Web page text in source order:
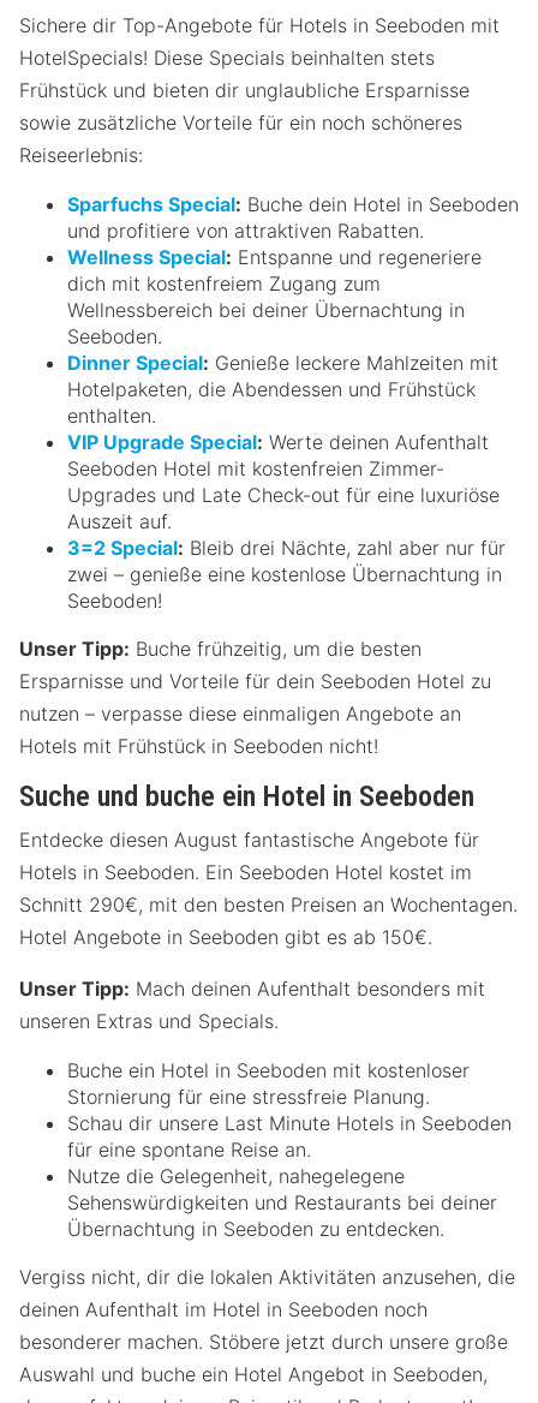
Sichere dir Top-Angebote für Hotels in Seeboden mit
HotelSpecials! Diese Specials beinhalten stets
Frühstück und bieten dir unglaubliche Ersparnisse
sowie zusätzliche Vorteile für ein noch schöneres
Reiseerlebnis:
Sparfuchs Special: Buche dein Hotel in Seeboden
und profitiere von attraktiven Rabatten.
Wellness Special: Entspanne und regeneriere
dich mit kostenfreiem Zugang zum
Wellnessbereich bei deiner Übernachtung in
Seeboden.
Dinner Special: Genieße leckere Mahlzeiten mit
Hotelpaketen, die Abendessen und Frühstück
enthalten.
VIP Upgrade Special: Werte deinen Aufenthalt
Seeboden Hotel mit kostenfreien Zimmer-
Upgrades und Late Check-out für eine luxuriöse
Auszeit auf.
3=2 Special: Bleib drei Nächte, zahl aber nur für
zwei – genieße eine kostenlose Übernachtung in
Seeboden!
Unser Tipp: Buche frühzeitig, um die besten
Ersparnisse und Vorteile für dein Seeboden Hotel zu
nutzen – verpasse diese einmaligen Angebote an
Hotels mit Frühstück in Seeboden nicht!
Suche und buche ein Hotel in Seeboden
Entdecke diesen August fantastische Angebote für
Hotels in Seeboden. Ein Seeboden Hotel kostet im
Schnitt 290€, mit den besten Preisen an Wochentagen.
Hotel Angebote in Seeboden gibt es ab 150€.
Unser Tipp: Mach deinen Aufenthalt besonders mit
unseren Extras und Specials.
Buche ein Hotel in Seeboden mit kostenloser
Stornierung für eine stressfreie Planung.
Schau dir unsere Last Minute Hotels in Seeboden
für eine spontane Reise an.
Nutze die Gelegenheit, nahegelegene
Sehenswürdigkeiten und Restaurants bei deiner
Übernachtung in Seeboden zu entdecken.
Vergiss nicht, dir die lokalen Aktivitäten anzusehen, die
deinen Aufenthalt im Hotel in Seeboden noch
besonderer machen. Stöbere jetzt durch unsere große
Auswahl und buche ein Hotel Angebot in Seeboden,